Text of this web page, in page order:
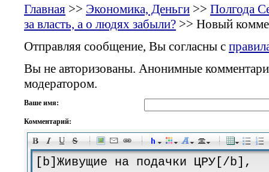
Главная >> Экономика, Деньги >> Полгода
за власть, а о людях забыли? >> Новый
Отправляя сообщение, Вы согласны с
Вы не авторизованы. Анонимные
модератором.
Ваше имя:
Комментарий:
-
-
-
-
-
-
-
-
-
-
-
-